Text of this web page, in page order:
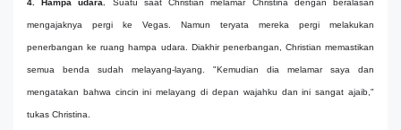
mengajaknya pergi ke Vegas. Namun teryata mereka pergi melakukan
penerbangan ke ruang hampa udara. Diakhir penerbangan, Christian memastikan
semua benda sudah melayang-layang. "Kemudian dia melamar saya dan
mengatakan bahwa cincin ini melayang di depan wajahku dan ini sangat ajaib,"
tukas Christina.